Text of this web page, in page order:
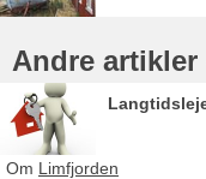
Andre
Om Limfjorden